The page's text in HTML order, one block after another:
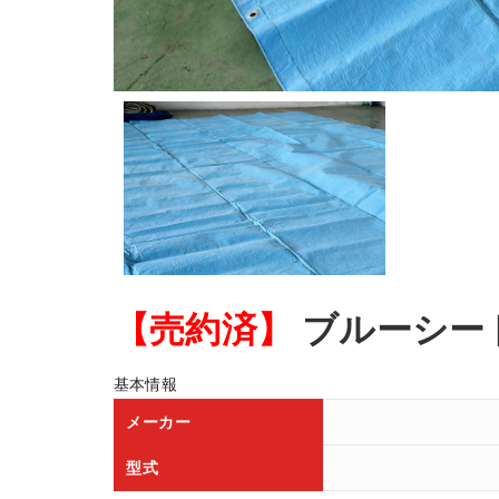
【売約済】 ブルーシー
基本情報
メーカー
型式